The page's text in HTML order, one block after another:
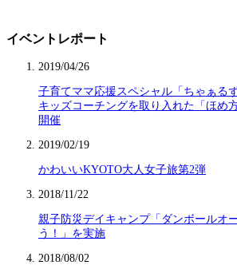
イベントレポート
2019/04/26
子育てママ応援スペシャル「ちゃぁる
キッズコーチングを取り入れた「ほめ
開催
2019/02/19
かわいいKYOTO大人女子旅第2弾
2018/11/22
親子防災デイキャンプ「ダンボールオ
う！」を実施
2018/08/02